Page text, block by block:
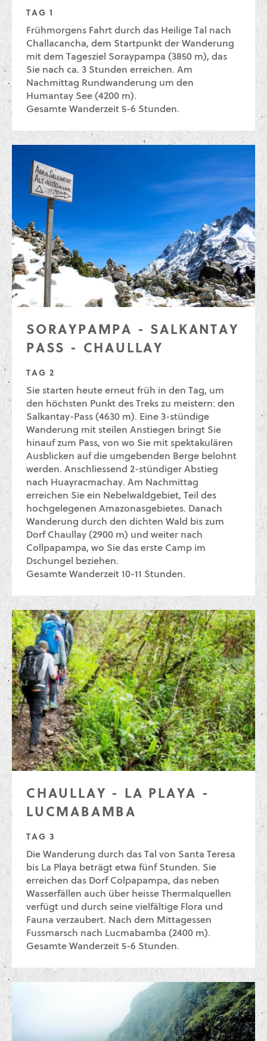
TAG 1
Frühmorgens Fahrt durch das Heilige Tal nach
Challacancha, dem Startpunkt der Wanderung
mit dem Tagesziel Soraypampa (3850 m), das
Sie nach ca. 3 Stunden erreichen. Am
Nachmittag Rundwanderung um den
Humantay See (4200 m).
Gesamte Wanderzeit 5-6 Stunden.
SORAYPAMPA - SALKANTAY
PASS - CHAULLAY
TAG 2
Sie starten heute erneut früh in den Tag, um
den höchsten Punkt des Treks zu meistern: den
Salkantay-Pass (4630 m). Eine 3-stündige
Wanderung mit steilen Anstiegen bringt Sie
hinauf zum Pass, von wo Sie mit spektakulären
Ausblicken auf die umgebenden Berge belohnt
werden. Anschliessend 2-stündiger Abstieg
nach Huayracmachay. Am Nachmittag
erreichen Sie ein Nebelwaldgebiet, Teil des
hochgelegenen Amazonasgebietes. Danach
Wanderung durch den dichten Wald bis zum
Dorf Chaullay (2900 m) und weiter nach
Collpapampa, wo Sie das erste Camp im
Dschungel beziehen.
Gesamte Wanderzeit 10-11 Stunden.
CHAULLAY - LA PLAYA -
LUCMABAMBA
TAG 3
Die Wanderung durch das Tal von Santa Teresa
bis La Playa beträgt etwa fünf Stunden. Sie
erreichen das Dorf Colpapampa, das neben
Wasserfällen auch über heisse Thermalquellen
verfügt und durch seine vielfältige Flora und
Fauna verzaubert. Nach dem Mittagessen
Fussmarsch nach Lucmabamba (2400 m).
Gesamte Wanderzeit 5-6 Stunden.